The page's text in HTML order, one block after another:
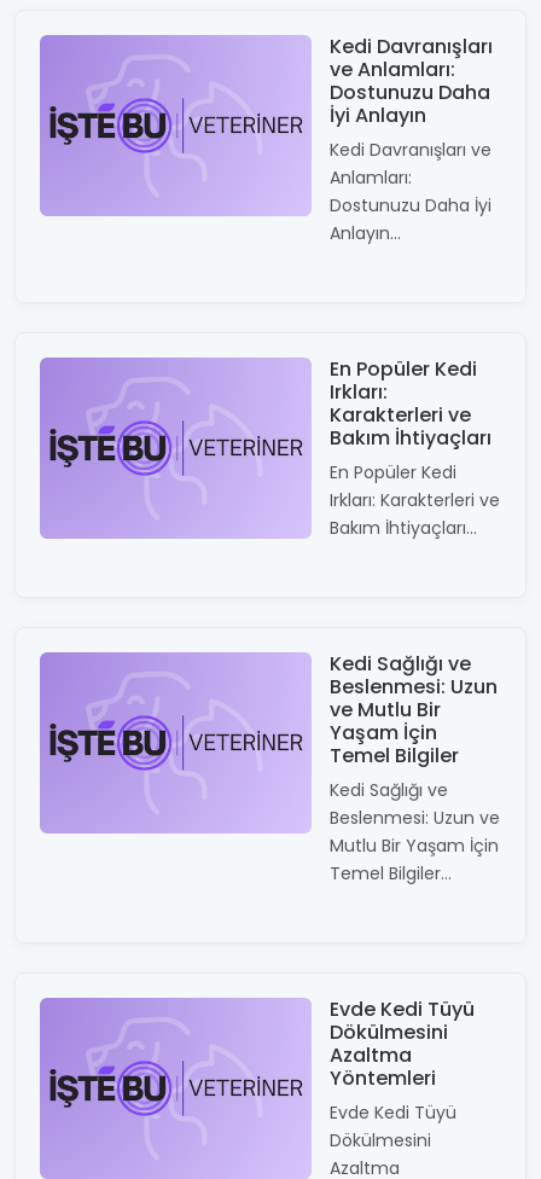
Kedi Davranışları
ve Anlamları:
Dostunuzu Daha
İyi Anlayın
Kedi Davranışları ve
Anlamları:
Dostunuzu Daha İyi
Anlayın...
En Popüler Kedi
Irkları:
Karakterleri ve
Bakım İhtiyaçları
En Popüler Kedi
Irkları: Karakterleri ve
Bakım İhtiyaçları...
Kedi Sağlığı ve
Beslenmesi: Uzun
ve Mutlu Bir
Yaşam İçin
Temel Bilgiler
Kedi Sağlığı ve
Beslenmesi: Uzun ve
Mutlu Bir Yaşam İçin
Temel Bilgiler...
Evde Kedi Tüyü
Dökülmesini
Azaltma
Yöntemleri
Evde Kedi Tüyü
Dökülmesini
Azaltma